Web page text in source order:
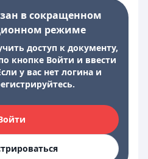
в сокращенном
режиме
доступ к документу,
кнопке Войти и ввести
у вас нет логина и